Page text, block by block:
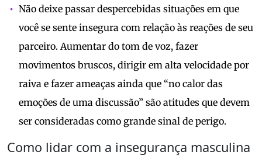
Não deixe passar despercebidas situações em que
você se sente insegura com relação às reações de seu
parceiro. Aumentar do tom de voz, fazer
movimentos bruscos, dirigir em alta velocidade por
raiva e fazer ameaças ainda que “no calor das
emoções de uma discussão” são atitudes que devem
ser consideradas como grande sinal de perigo.
Como lidar com a insegurança masculina